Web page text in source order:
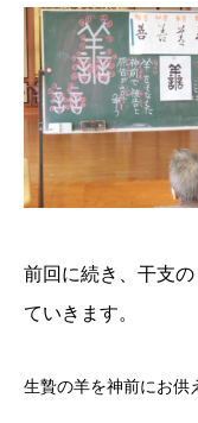
前回に続き、干支
ていきます。
生贄の羊を神前にお供